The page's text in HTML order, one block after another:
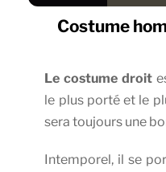
Costume
Le costume droit
le plus porté et le
sera toujours une
Intemporel, il se